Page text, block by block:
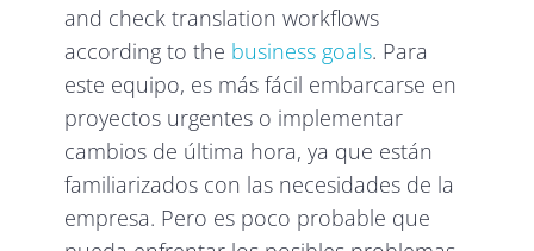
and check translation workflows
according to the business goals. Para
este equipo, es más fácil embarcarse en
proyectos urgentes o implementar
cambios de última hora, ya que están
familiarizados con las necesidades de la
empresa. Pero es poco probable que